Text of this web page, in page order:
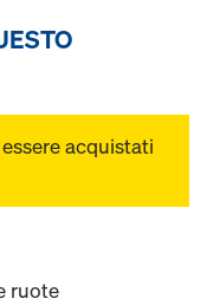
acquistati
ruote